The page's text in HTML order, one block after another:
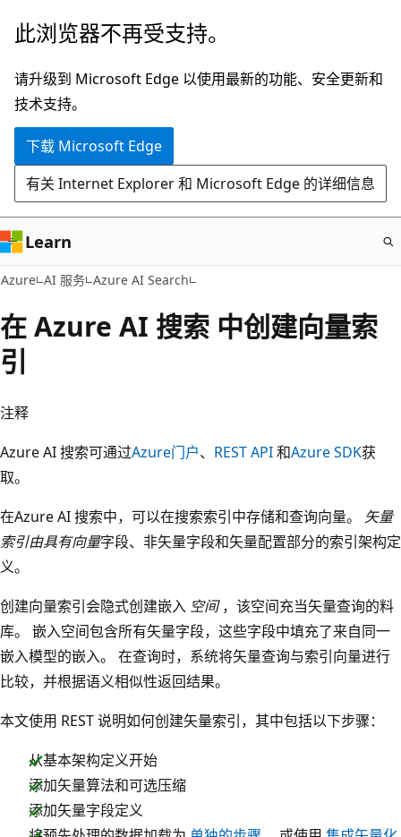
跳
主
要
内
此浏览器不再受支持。
请升级到 Microsoft Edge 以使用最新的功能、安全更新和
技术支持。
下载 Microsoft Edge
有关 Internet Explorer 和 Microsoft Edge 的详细信息
Learn
Azure AI 服务 Azure AI Search
在 Azure AI 搜索 中创建向量索
引
注释
Azure AI 搜索可通过Azure门户、 REST API和Azure SDK获
取。
在Azure AI 搜索中，可以在搜索索引中存储和查询向量。 矢量
索引由具有向量字段、非矢量字段和矢量配置部分的索引架构定
义。
创建向量索引会隐式创建嵌入 空间，该空间充当矢量查询的料
库。 嵌入空间包含所有矢量字段，这些字段中填充了来自同一
嵌入模型的嵌入。 在查询时，系统将矢量查询与索引向量进行
比较，并根据语义相似性返回结果。
本文使用 REST 说明如何创建矢量索引，其中包括以下步骤：
从基本架构定义开始
添加矢量算法和可选压缩
添加矢量字段定义